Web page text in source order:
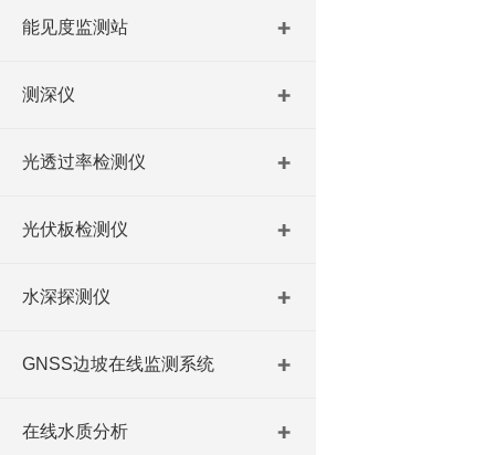
能见度监测站
测深仪
光透过率检测仪
光伏板检测仪
水深探测仪
GNSS边坡在线监测系统
在线水质分析